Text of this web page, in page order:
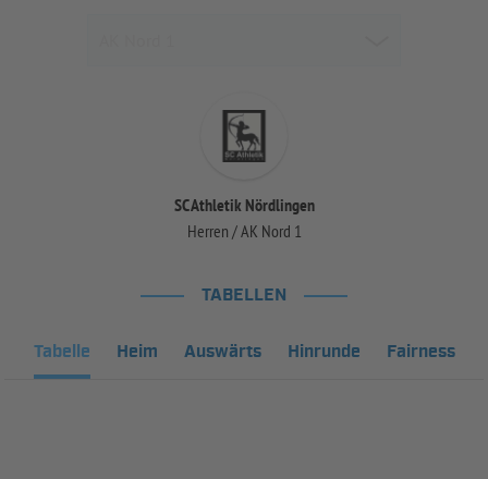
SC Athletik Nördlingen
Herren / AK Nord 1
TABELLEN
Tabelle Heim Auswärts Hinrunde Fairness